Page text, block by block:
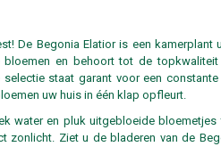
De Begonia Elatior is een kamerplant
en behoort tot de
staat garant voor een
uw huis in één klap opfleurt.
water en pluk uitgebloeide
zonlicht. Ziet u de bladeren van de